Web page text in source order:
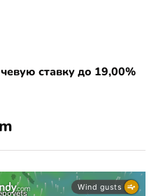
ставку до 19,00%